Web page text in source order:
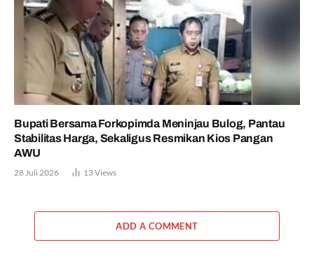
Bupati Bersama Forkopimda Meninjau Bulog, Pantau
Stabilitas Harga, Sekaligus Resmikan Kios Pangan
AWU
28 Juli 2026 13Views
ADD A COMMENT